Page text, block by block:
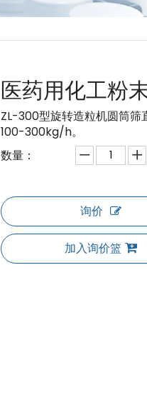
医药用化工粉
ZL-300型旋转造粒机圆筒
100-300kg/h。
数量：
询价
加入询价篮